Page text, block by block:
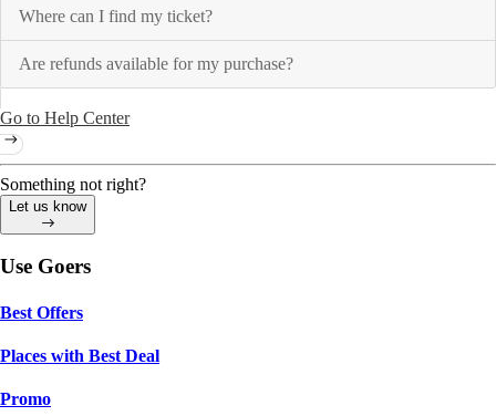
Where can I find my ticket?
Are refunds available for my purchase?
Go to Help Center
Something not right?
Let us know
Use Goers
Best Offers
Places with Best Deal
Promo